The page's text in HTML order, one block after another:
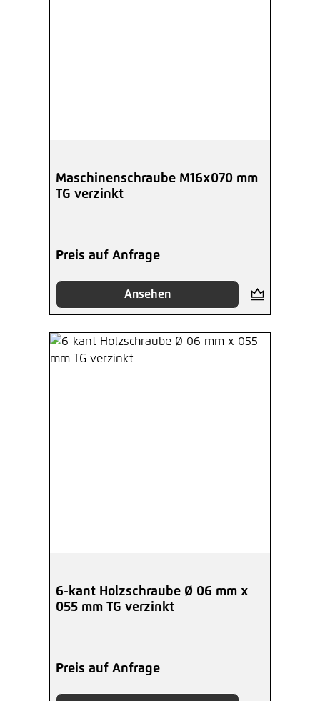
Maschinenschraube M16x070 mm
TG verzinkt
Preis auf Anfrage
Ansehen
6-kant Holzschraube Ø 06 mm x
055 mm TG verzinkt
Preis auf Anfrage